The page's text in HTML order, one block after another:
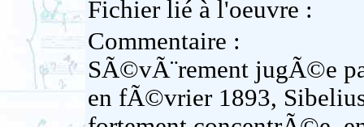
Fichier lié à l'oeuvre :
Commentaire :
SÃ©vÃ¨rement jugÃ©e
en fÃ©vrier 1893,